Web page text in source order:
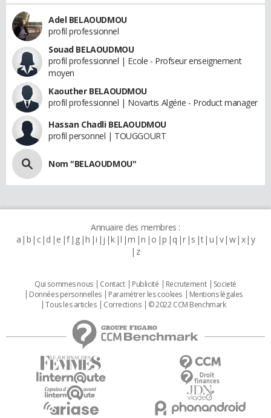
Adel BELAOUDMOU
profil professionnel
Souad BELAOUDMOU
profil professionnel | Ecole - Profseur enseignement
moyen
Kaouther BELAOUDMOU
profil professionnel | Novartis Algérie - Product manager
Hassan Chadli BELAOUDMOU
profil personnel | TOUGGOURT
Nom "BELAOUDMOU"
Annuaire des membres :
a b c d e f g h i j k l m n o p q r s t u v w x y
z
Qui sommes nous Contact Publicité Recrutement
Societé
Données personnelles
Paramétrer les cookies
Mentions légales
Tous les articles
Corrections © 2022 CCM Benchmark